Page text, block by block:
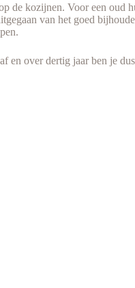
kozijnen. Voor een oud
van het goed
over dertig jaar ben je